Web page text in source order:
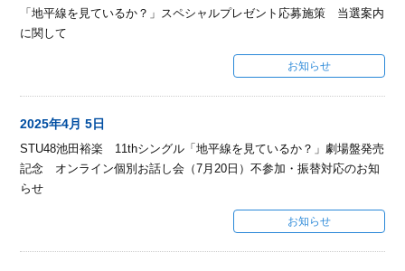
「地平線を見ているか？」スペシャルプレゼント応募施策 当選案内
に関して
お知らせ
2025年4月 5日
STU48池田裕楽 11thシングル「地平線を見ているか？」劇場盤発売
記念 オンライン個別お話し会（7月20日）不参加・振替対応のお知
らせ
お知らせ